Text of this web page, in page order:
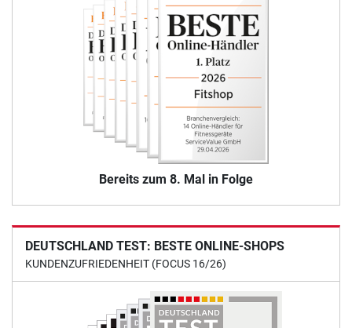
Bereits zum 8. Mal in Folge
DEUTSCHLAND TEST: BESTE ONLINE-SHOPS
KUNDENZUFRIEDENHEIT (FOCUS 16/26)